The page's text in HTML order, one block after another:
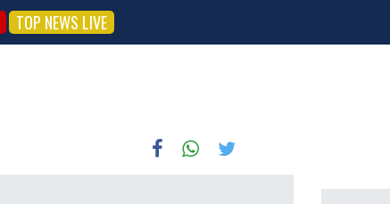
TOP NEWS LIVE